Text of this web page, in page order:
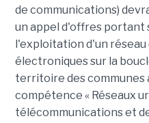
de communications)
un appel d'offres portant
l'exploitation d'un
électroniques sur la
territoire des communes
compétence « Réseaux
télécommunications et